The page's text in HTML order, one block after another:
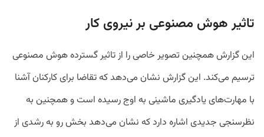
تاثیر هوش مصنوعی بر نیروی کار
این گزارش همچنین تصویر خاصی را از تاثیر گسترده هوش مصنوعی
ترسیم می‌کند. این گزارش نشان می‌دهد که تقاضا برای کارکنان آشنا
با مهارت‌های یادگیری ماشینی به اوج رسیده است و همچنین به
نظرسنجی جدیدی اشاره دارد که نشان می‌دهد بخش رو به رشدی از